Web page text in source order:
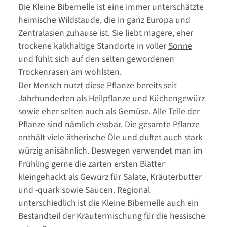
Die Kleine Bibernelle ist eine immer unterschätzte
heimische Wildstaude, die in ganz Europa und
Zentralasien zuhause ist. Sie liebt magere, eher
trockene kalkhaltige Standorte in vollerSonne
und fühlt sich auf den selten gewordenen
Trockenrasen am wohlsten.
Der Mensch nutzt diese Pflanze bereits seit
Jahrhunderten als Heilpflanze und Küchengewürz
sowie eher selten auch als Gemüse. Alle Teile der
Pflanze sind nämlich essbar. Die gesamte Pflanze
enthält viele ätherische Öle und duftet auch stark
würzig anisähnlich. Deswegen verwendet man im
Frühling gerne die zarten ersten Blätter
kleingehackt als Gewürz für Salate, Kräuterbutter
und -quark sowie Saucen. Regional
unterschiedlich ist die Kleine Bibernelle auch ein
Bestandteil der Kräutermischung für die hessische